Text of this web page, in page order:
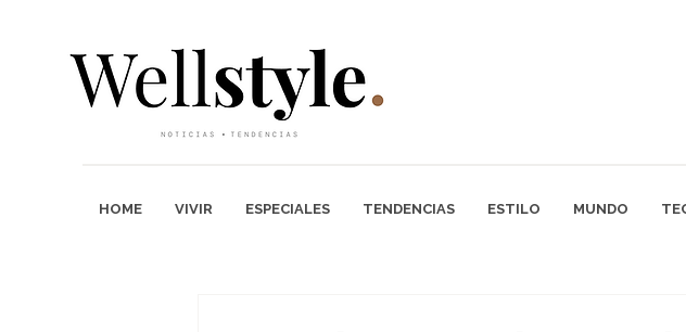
HOME VIVIR ESPECIALES TENDENCIAS ESTILO MUNDO